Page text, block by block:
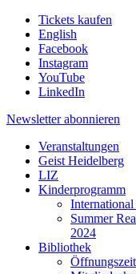
Tickets kaufen
English
Facebook
Instagram
YouTube
LinkedIn
Newsletter abonnieren
Veranstaltungen
Geist Heidelberg
LIZ
Kinderprogramm
Summer
2024
Bibliothek